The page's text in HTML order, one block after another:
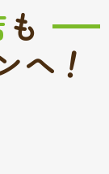
も
へ！